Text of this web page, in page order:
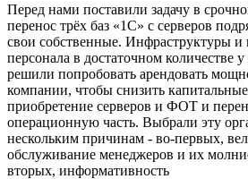
Перед нами поставили задачу в
перенос трёх баз «1С» с серверов
свои собственные. Инфраструктуры
персонала в достаточном количестве
решили попробовать арендовать
компании, чтобы снизить
приобретение серверов и ФОТ и
операционную часть. Выбрали эту
нескольким причинам - во-первых,
обслуживание менеджеров и их
вторых, информативность